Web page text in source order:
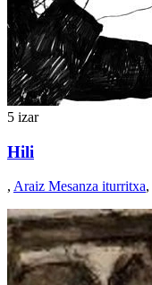
5 izar
Hili
, Araiz Mesanza iturritxa,